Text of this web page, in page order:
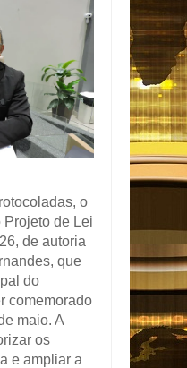
o
Projeto de Lei
de autoria
, que
do
comemorado
maio. A
os
e ampliar a